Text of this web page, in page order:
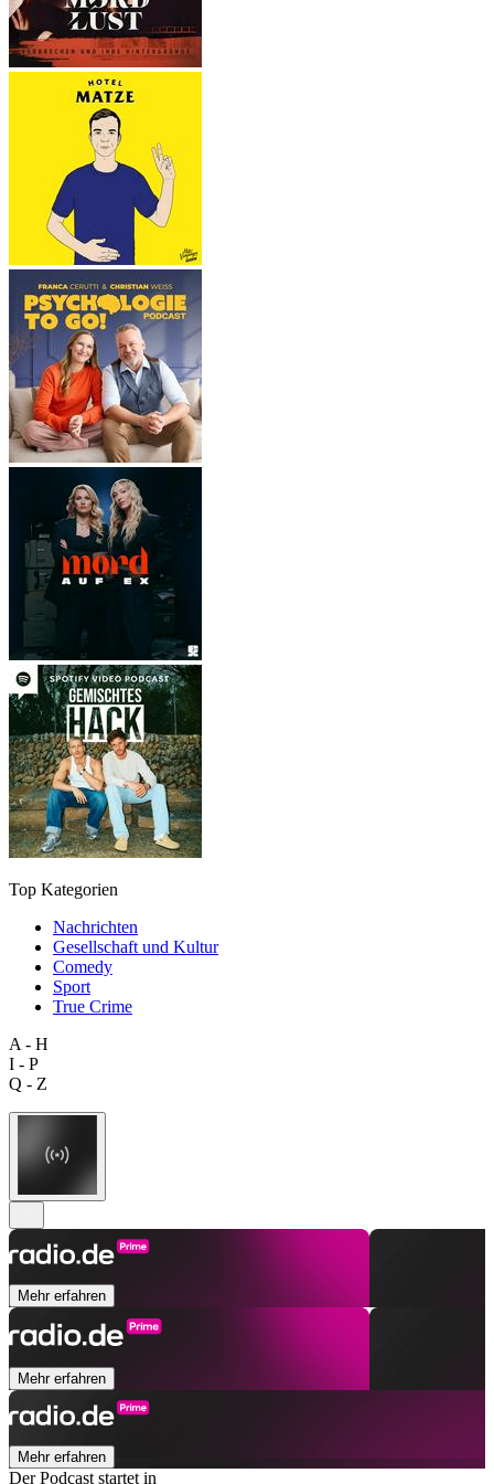
Top Kategorien
Nachrichten
Gesellschaft und Kultur
Comedy
Sport
True Crime
A - H
I - P
Q - Z
Mehr erfahren
Mehr erfahren
Mehr erfahren
Der Podcast startet in